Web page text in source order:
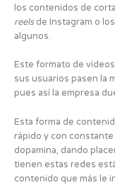
los contenidos de
reelsde Instagram o los
algunos.
Este formato de
sus usuarios pasen la
pues así la empresa
Esta forma de
rápido y con
dopamina, dando
tienen estas redes
contenido que más le